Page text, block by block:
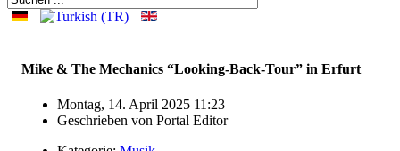
Mike & The Mechanics “Looking-Back-Tour” in Erfurt
Montag, 14. April 2025 11:23
Geschrieben von Portal Editor